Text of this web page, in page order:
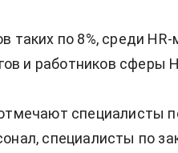
таких по 8%, среди
и работников сферы
специалисты
специалисты по